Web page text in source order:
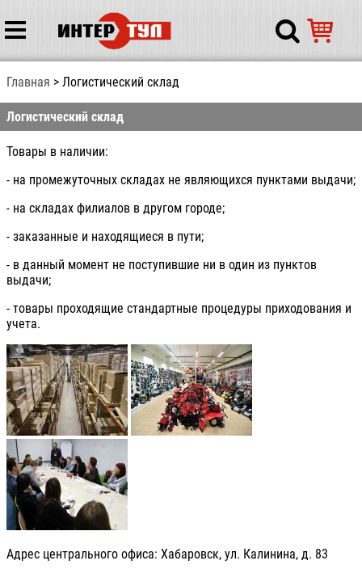
Главная Логистический склад
Логистический склад
Товары в наличии:
- на промежуточных складах не являющихся пунктами выдачи;
- на складах филиалов в другом городе;
- заказанные и находящиеся в пути;
- в данный момент не поступившие ни в один из пунктов
выдачи;
- товары проходящие стандартные процедуры приходования и
учета.
Адрес центрального офиса: Хабаровск, ул. Калинина, д. 83